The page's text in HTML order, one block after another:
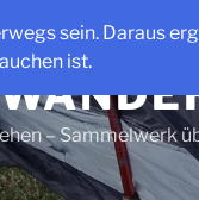
sein. Daraus
ist.
– Sammelwerk